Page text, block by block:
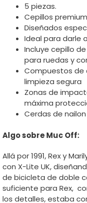
5 piezas.
Cepillos
Diseñados
Ideal para darle
Incluye cepillo
para ruedas y
Compuestos de
limpieza segura
Zonas de
máxima
Cerdas de
Algo sobre Muc Off:
Allá por 1991, Rex y
con X-Lite UK,
de bicicleta de doble
suficiente para Rex,
los detalles, estaba